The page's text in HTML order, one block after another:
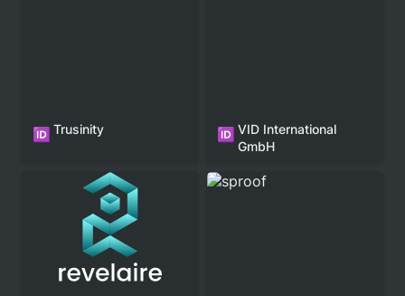
🆔 Trusinity 🆔 VID International
GmbH
sproof